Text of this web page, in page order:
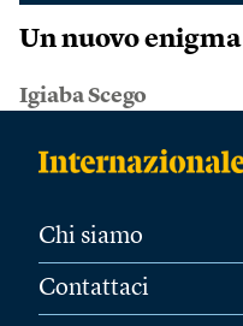
Un nuovo enigma
Igiaba Scego
Chi siamo
Contattaci